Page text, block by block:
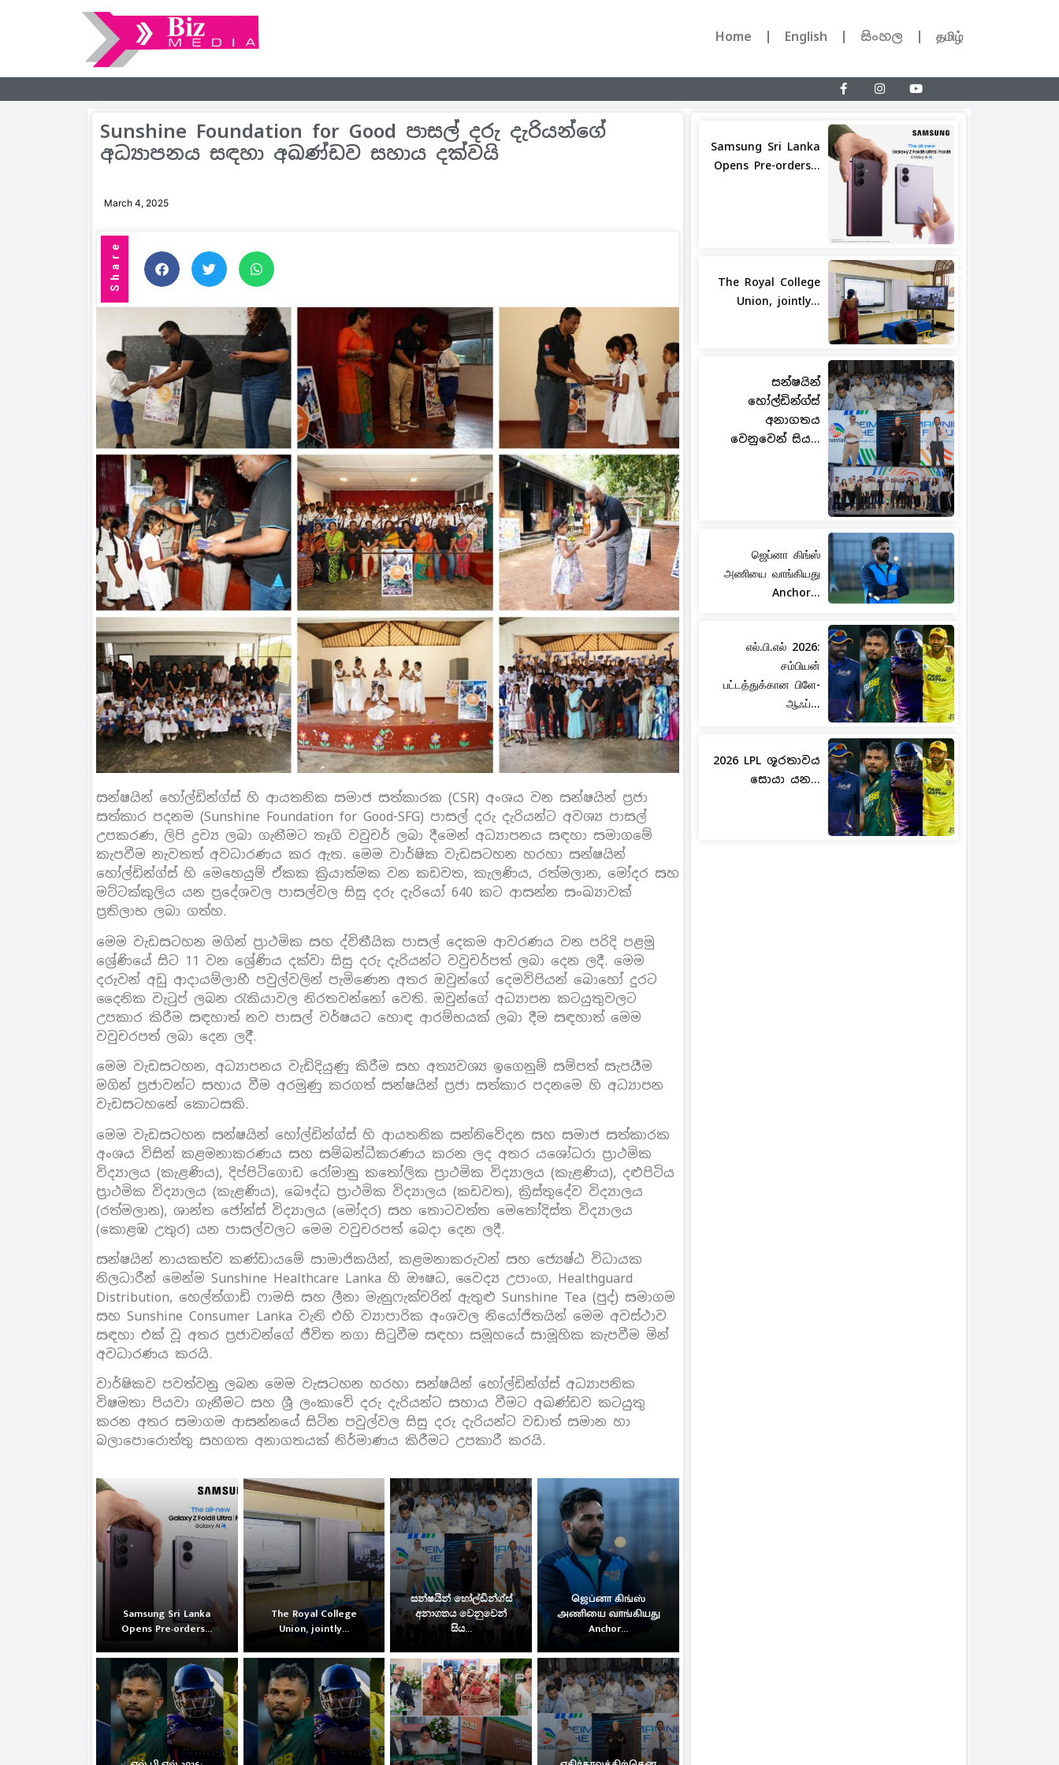
Home English සිංහල தமிழ்
Sunshine Foundation for Good පාසල් දරු දැරියන්ගේ
අධ්‍යාපනය සඳහා අඛණ්ඩව සහාය දක්වයි
March 4, 2025
Share Share
සන්ෂයින් හෝල්ඩින්ග්ස් හි ආයතනික සමාජ සත්කාරක (CSR) අංශය වන සන්ෂයින් ප්‍රජා
සත්කාර පදනම (Sunshine Foundation for Good-SFG) පාසල් දරු දැරියන්ට අවශ්‍ය පාසල්
උපකරණ, ලිපි ද්‍රව්‍ය ලබා ගැනීමට තෑගි වවුචර් ලබා දීමෙන් අධ්‍යාපනය සඳහා සමාගමේ
කැපවීම නැවතත් අවධාරණය කර ඇත. මෙම වාර්ෂික වැඩසටහන හරහා සන්ෂයින්
හෝල්ඩින්ග්ස් හි මෙහෙයුම් ඒකක ක්‍රියාත්මක වන කඩවත, කැලණිය, රත්මලාන, මෝදර සහ
මට්ටක්කුලිය යන ප්‍රදේශවල පාසල්වල සිසු දරු දැරියෝ 640 කට ආසන්න සංඛ්‍යාවක්
ප්‍රතිලාභ ලබා ගත්හ.
මෙම වැඩසටහන මගින් ප්‍රාථමික සහ ද්විතීයික පාසල් දෙකම ආවරණය වන පරිදි පළමු
ශ්‍රේණියේ සිට 11 වන ශ්‍රේණිය දක්වා සිසු දරු දැරියන්ට වවුචර්පත් ලබා දෙන ලදී. මෙම
දරුවන් අඩු ආදායම්ලාභී පවුල්වලින් පැමිණෙන අතර ඔවුන්ගේ දෙමව්පියන් බොහෝ දුරට
දෛනික වැටුප් ලබන රැකියාවල නිරතවන්නෝ වෙති. ඔවුන්ගේ අධ්‍යාපන කටයුතුවලට
උපකාර කිරීම සඳහාත් නව පාසල් වර්ෂයට හොඳ ආරම්භයක් ලබා දීම සඳහාත් මෙම
වවුචරපත් ලබා දෙන ලදීි.
මෙම වැඩසටහන, අධ්‍යාපනය වැඩිදියුණු කිරීම සහ අත්‍යවශ්‍ය ඉගෙනුම් සම්පත් සැපයීම
මගින් ප්‍රජාවන්ට සහාය වීම අරමුණු කරගත් සන්ෂයින් ප්‍රජා සත්කාර පදනමෙ හි අධ්‍යාපන
වැඩසටහනේ කොටසකි.
මෙම වැඩසටහන සන්ෂයින් හෝල්ඩින්ග්ස් හි ආයතනික සන්නිවේදන සහ සමාජ සත්කාරක
අංශය විසින් කළමනාකරණය සහ සම්බන්ධීකරණය කරන ලද අතර යශෝධරා ප්‍රාථමික
විද්‍යාලය (කැළණිය), දිප්පිටිගොඩ රෝමානු කතෝලික ප්‍රාථමික විද්‍යාලය (කැළණිය), දළුපිටිය
ප්‍රාථමික විද්‍යාලය (කැළණිය), බෞද්ධ ප්‍රාථමික විද්‍යාලය (කඩවත), ක්‍රිස්තුදේව විද්‍යාලය
(රත්මලාන), ශාන්ත ජෝන්ස් විද්‍යාලය (මෝදර) සහ තොටවත්ත මෙතෝදිස්ත විද්‍යාලය
(කොළඹ උතුර) යන පාසල්වලට මෙම වවුචරපත් බෙදා දෙන ලදී.
සන්ෂයින් නායකත්ව කණ්ඩායමේ සාමාජිකයින්, කළමනාකරුවන් සහ ජ්‍යෙෂ්ඨ විධායක
නිලධාරීන් මෙන්ම Sunshine Healthcare Lanka හි ඖෂධ, වෛද්‍ය උපාංග, Healthguard
Distribution, හෙල්ත්ගාඩ් ෆාමසි සහ ලීනා මැනුෆැක්චරින් ඇතුළු Sunshine Tea (පුද්) සමාගම
සහ Sunshine Consumer Lanka වැනි එහි ව්‍යාපාරික අංශවල නියෝජිතයින් මෙම අවස්ථාව
සඳහා එක් වූ අතර ප්‍රජාවන්ගේ ජීවිත නගා සිටුවීම සඳහා සමූහයේ සාමූහික කැපවීම මින්
අවධාරණය කරයි.
වාර්ෂිකව පවත්වනු ලබන මෙම වැසටහන හරහා සන්ෂයින් හෝල්ඩින්ග්ස් අධ්‍යාපනික
විෂමතා පියවා ගැනීමට සහ ශ්‍රී ලංකාවේ දරු දැරියන්ට සහාය වීමට අඛණ්ඩව කටයුතු
කරන අතර සමාගම ආසන්නයේ සිටින පවුල්වල සිසු දරු දැරියන්ට වඩාත් සමාන හා
බලාපොරොත්තු සහගත අනාගතයක් නිර්මාණය කිරීමට උපකාරී කරයි.
Samsung Sri Lanka
Opens Pre-orders...
The Royal College
Union, jointly...
සන්ෂයින් හෝල්ඩින්ග්ස්
අනාගතය වෙනුවෙන්
සිය...
ஜெப்னா கிங்ஸ்
அணியை வாங்கியது
Anchor...
Samsung Sri Lanka
Opens Pre-orders...
The Royal College
Union, jointly...
සන්ෂයින්
හෝල්ඩින්ග්ස්
අනාගතය
වෙනුවෙන් සිය...
ஜெப்னா கிங்ஸ்
அணியை வாங்கியது
Anchor...
எல்.பி.எல் 2026:
சம்பியன்
பட்டத்துக்கான பிளே-
ஆஃப்...
2026 LPL ශූරතාවය
සොයා යන...